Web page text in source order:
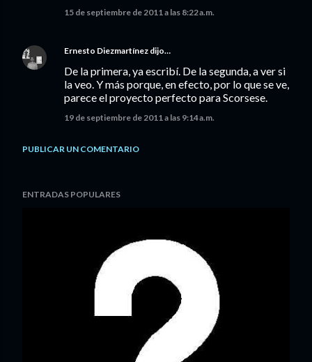
15 de septiembre de 2011 a las 8:22 a.m.
Ernesto Diezmartínez dijo…
De la primera, ya escribí. De la segunda, a ver si
la veo. Y más porque, en efecto, por lo que se ve,
parece el proyecto perfecto para Scorsese.
19 de septiembre de 2011 a las 9:14 a.m.
PUBLICAR UN COMENTARIO
ENTRADAS POPULARES